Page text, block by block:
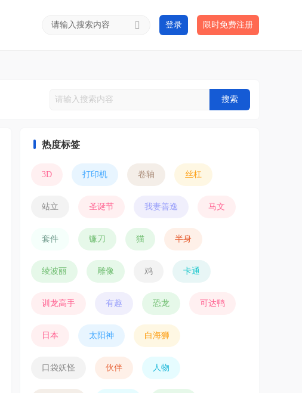
登录 限时免费注册
搜索
热度标签
3D 打印机 卷轴 丝杠
站立 圣诞节 我妻善逸 马文
套件 镰刀 猫 半身
绫波丽 雕像 鸡 卡通
训龙高手 有趣 恐龙 可达鸭
日本 太阳神 白海狮
口袋妖怪 伙伴 人物